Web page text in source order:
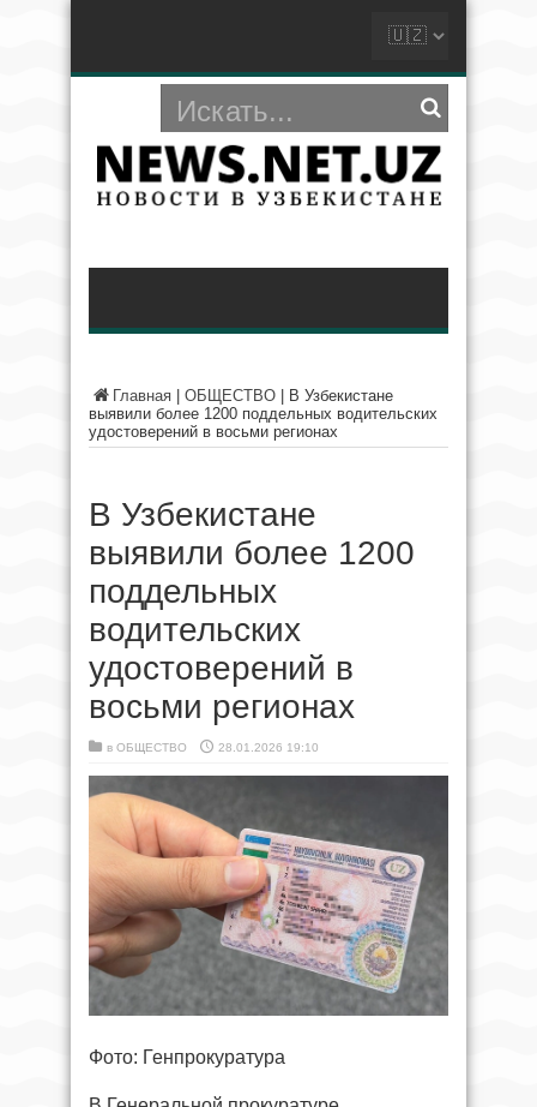
Главная ОБЩЕСТВО
В Узбекистане
выявили более 1200 поддельных водительских
удостоверений в восьми регионах
В Узбекистане
выявили более 1200
поддельных
водительских
удостоверений в
восьми регионах
в ОБЩЕСТВО 28.01.2026 19:10
Фото: Генпрокуратура